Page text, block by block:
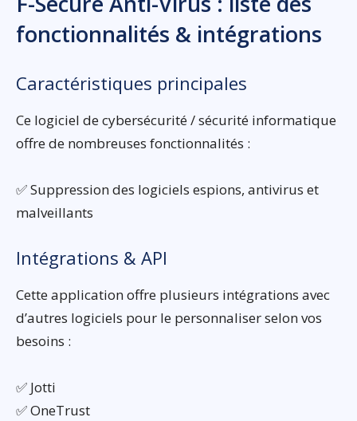
fonctionnalités & intégrations
Caractéristiques principales
Ce logiciel de cybersécurité / sécurité informatique
offre de nombreuses fonctionnalités :
✅ Suppression des logiciels espions, antivirus et
malveillants
Intégrations & API
Cette application offre plusieurs intégrations avec
d’autres logiciels pour le personnaliser selon vos
besoins :
✅ Jotti
✅ OneTrust